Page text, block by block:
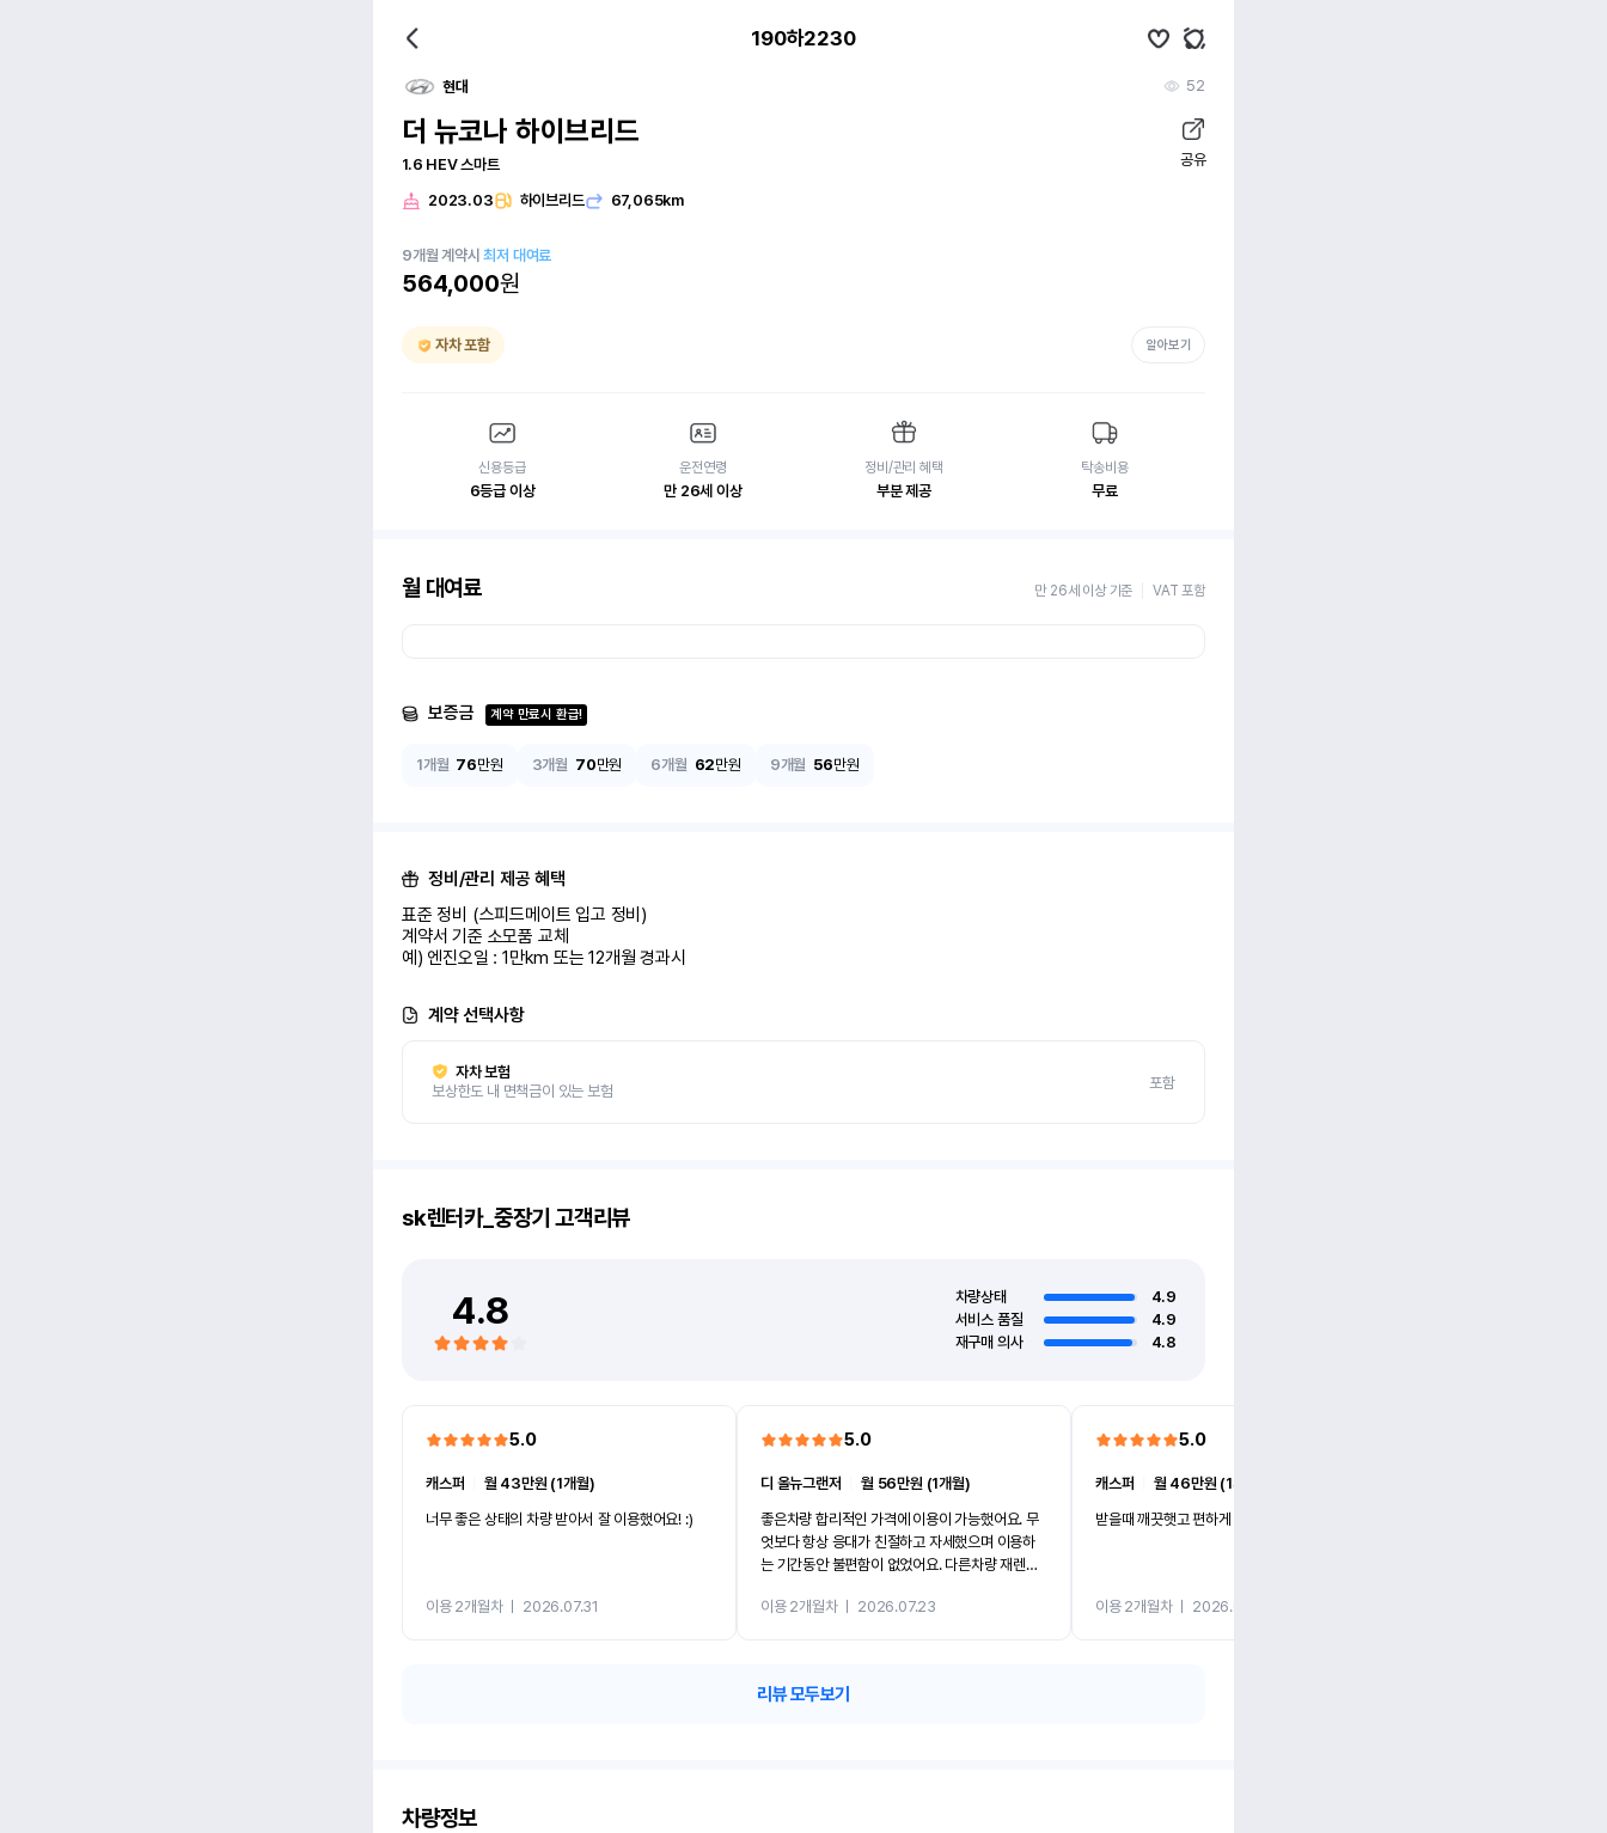
190하2230
현대 52
더 뉴코나 하이브리드
1.6 HEV 스마트 공유
2023.03 하이브리드 67,065km
9개월 계약시최저 대여료
564,000원
자차 포함 알아보기
신용등급
6등급 이상
운전연령
만 26세 이상
정비/관리 혜택
부분 제공
탁송비용
무료
월 대여료 만 26세 이상 기준 VAT 포함
보증금 계약 만료시 환급!
1개월 76만원 3개월 70만원 6개월 62만원 9개월 56만원
정비/관리 제공 혜택
표준 정비 (스피드메이트 입고 정비)
계약서 기준 소모품 교체
예) 엔진오일 : 1만km 또는 12개월 경과시
계약 선택사항
자차 보험
보상한도 내 면책금이 있는 보험
포함
sk렌터카_중장기 고객리뷰
4.8 차량상태
4.9
서비스 품질
4.9
재구매 의사
4.8
5.0
캐스퍼
월 43만원 (1개월)
너무 좋은 상태의 차량 받아서 잘 이용했어요! :)
이용 2개월차ㅣ 2026.07.31
5.0
디 올뉴그랜저 ㅣ월 56만원 (1개월)
좋은차량 합리적인 가격에 이용이 가능했어요. 무
엇보다 항상 응대가 친절하고 자세했으며 이용하
는 기간동안 불편함이 없었어요. 다른차량 재렌트
카 렌트 고민없이 강추합니다!!
이용 2개월차ㅣ 2026.07.23
5.0
캐스퍼
월 46만원 (1개월)
받을때 깨끗햇고 편하게 잘이용했습니다!
이용 2개월차ㅣ 2026.07.08
리뷰 모두보기
차량정보